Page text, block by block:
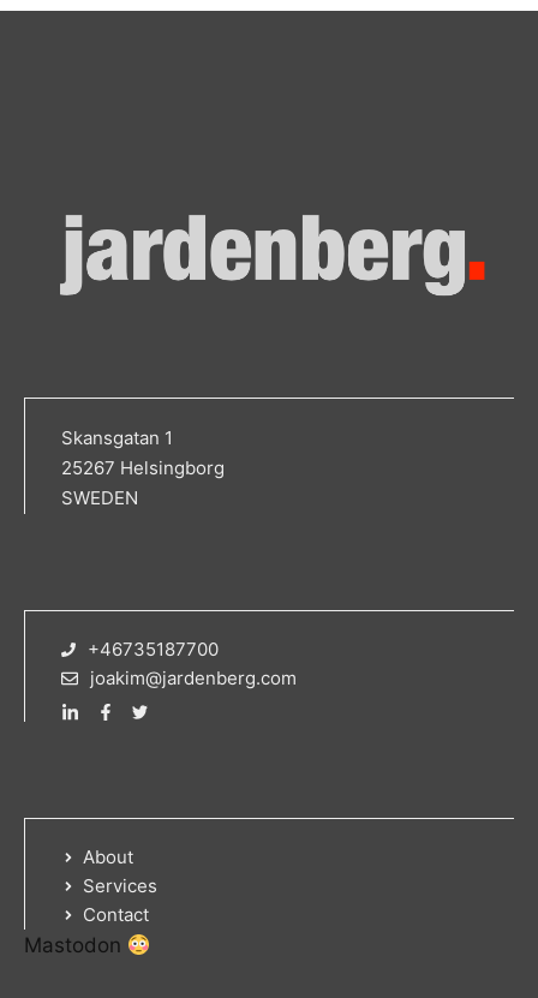
Skansgatan 1
25267 Helsingborg
SWEDEN
+46735187700
joakim@jardenberg.com
About
Services
Contact
Mastodon